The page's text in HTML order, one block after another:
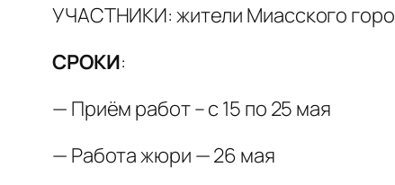
УЧАСТНИКИ: жители Миасского
СРОКИ:
— Приём работ – с 15 по 25 мая
— Работа жюри — 26 мая